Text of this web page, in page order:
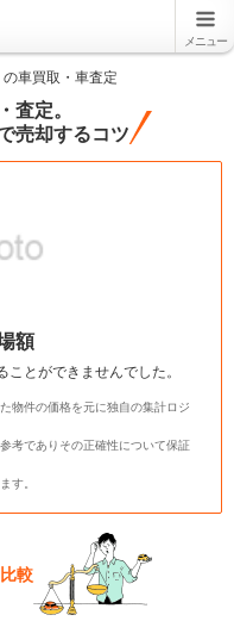
メニュー
車買取・車査定
査定。
売却するコツ
額
とができませんでした。
物件の価格を元に独自の集計ロジ
考でありその正確性について保証
す。
較